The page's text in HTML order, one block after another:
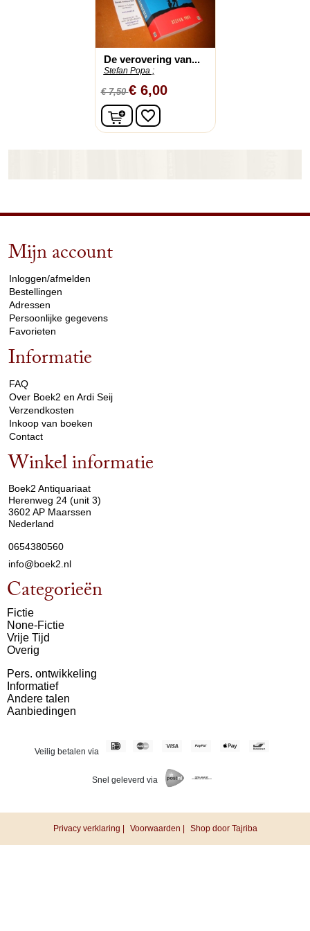
De verovering van...
Stefan Popa ;
€ 7,50€ 6,00
In winkelwagen
favorite_border
Mijn account
Inloggen/afmelden
Bestellingen
Adressen
Persoonlijke gegevens
Favorieten
Informatie
FAQ
Over Boek2 en Ardi Seij
Verzendkosten
Inkoop van boeken
Contact
Winkel informatie
Boek2 Antiquariaat
Herenweg 24 (unit 3)
3602 AP Maarssen
Nederland
0654380560
info@boek2.nl
Categorieën
Fictie
None-Fictie
Vrije Tijd
Overig
Pers. ontwikkeling
Informatief
Andere talen
Aanbiedingen
Veilig betalen via
Snel geleverd via
Privacy verklaring | Voorwaarden | Shop door Tajriba